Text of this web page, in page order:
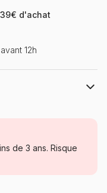
d'achat
12h
- Cottages et Châlets
de 3 ans. Risque